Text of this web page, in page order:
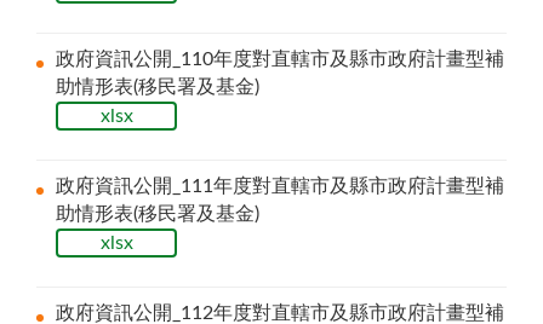
政府資訊公開_110年度對直轄市及縣市政府計畫型補
助情形表(移民署及基金)
xlsx
政府資訊公開_111年度對直轄市及縣市政府計畫型補
助情形表(移民署及基金)
xlsx
政府資訊公開_112年度對直轄市及縣市政府計畫型補